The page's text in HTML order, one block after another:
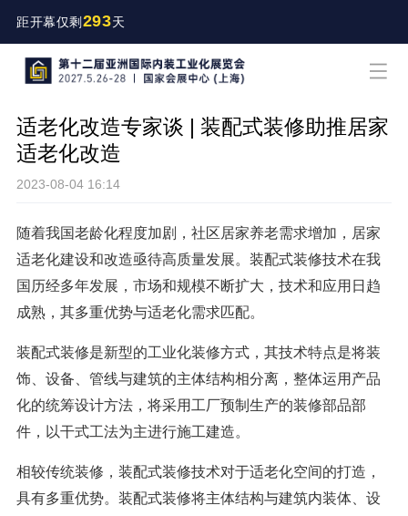
距开幕仅剩 293天
适老化改造专家谈 | 装配式装修助推居家
适老化改造
2023-08-04 16:14
随着我国老龄化程度加剧，社区居家养老需求增加，居家
适老化建设和改造亟待高质量发展。装配式装修技术在我
国历经多年发展，市场和规模不断扩大，技术和应用日趋
成熟，其多重优势与适老化需求匹配。
装配式装修是新型的工业化装修方式，其技术特点是将装
饰、设备、管线与建筑的主体结构相分离，整体运用产品
化的统筹设计方法，将采用工厂预制生产的装修部品部
件，以干式工法为主进行施工建造。
相较传统装修，装配式装修技术对于适老化空间的打造，
具有多重优势。装配式装修将主体结构与建筑内装体、设